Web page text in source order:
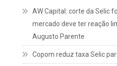
AW Capital: corte da Selic
mercado deve ter reação
Augusto Parente
Copom reduz taxa Selic